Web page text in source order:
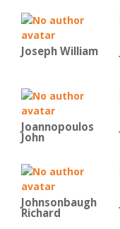
Joseph William
Joannopoulos
John
Johnsonbaugh
Richard